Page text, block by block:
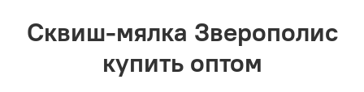
Сквиш-мялка Зверополис
купить оптом